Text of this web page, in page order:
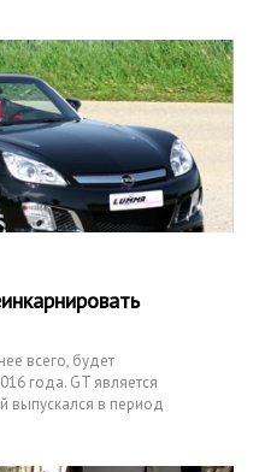
всего, будет
года. GT является
выпускался в период